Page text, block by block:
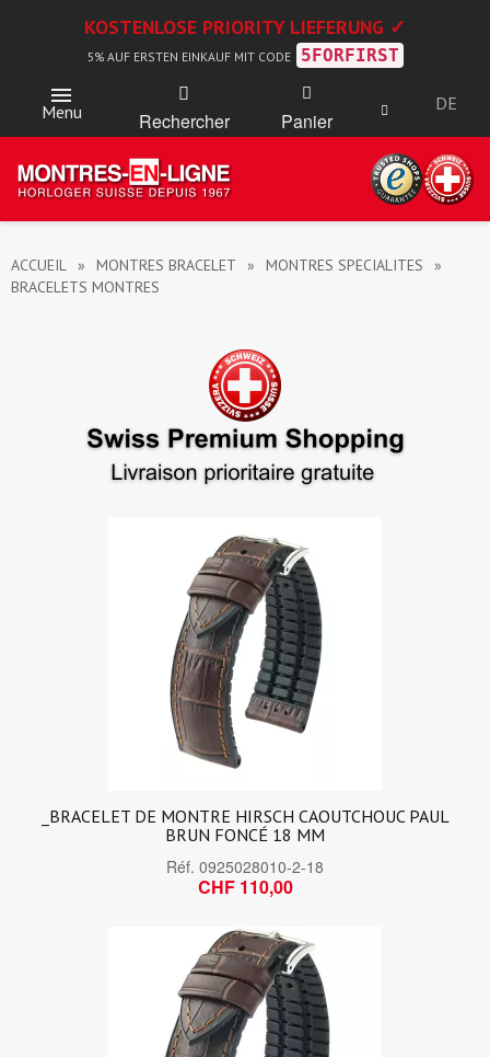
KOSTENLOSE PRIORITY LIEFERUNG ✓
5% AUF ERSTEN EINKAUF MIT CODE 5FORFIRST
Menu Rechercher Panier
DE
ACCUEIL MONTRES BRACELET
MONTRES SPECIALITES
BRACELETS MONTRES
_BRACELET DE MONTRE HIRSCH CAOUTCHOUC PAUL
BRUN FONCÉ 18 MM
Réf. 0925028010-2-18
CHF 110,00